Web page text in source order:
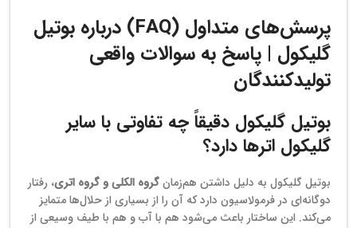
پرسش‌های متداول (FAQ) درباره بوتیل
گلیکول | پاسخ به سوالات واقعی
تولیدکنندگان
بوتیل گلیکول دقیقاً چه تفاوتی با سایر
گلیکول اترها دارد؟
بوتیل گلیکول به دلیل داشتن هم‌زمانگروه الکلی و گروه اتری، رفتار
دوگانه‌ای در فرمولاسیون دارد که آن را از بسیاری از حلال‌ها متمایز
می‌کند. این ساختار باعث می‌شود هم با آب و هم با طیف وسیعی از